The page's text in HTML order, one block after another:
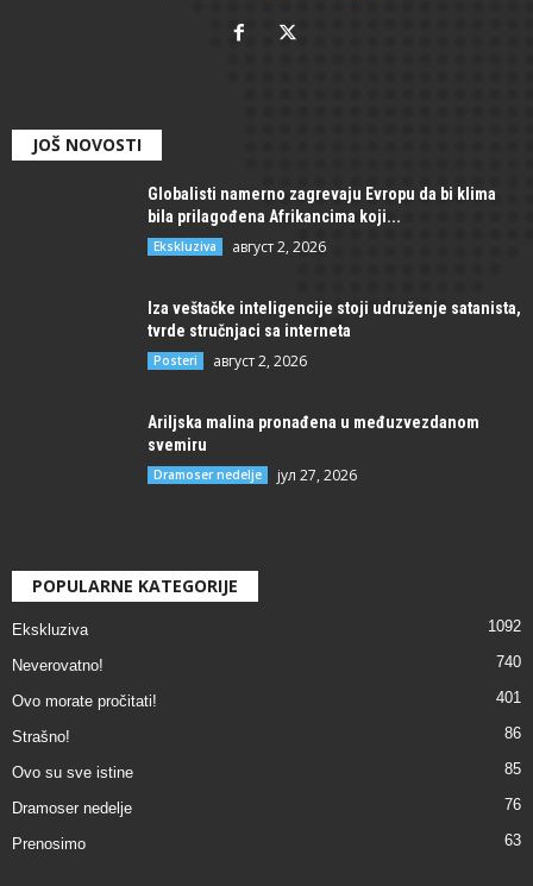
JOŠ NOVOSTI
Globalisti namerno zagrevaju Evropu da bi klima
bila prilagođena Afrikancima koji...
Ekskluziva август 2, 2026
Iza veštačke inteligencije stoji udruženje satanista,
tvrde stručnjaci sa interneta
Posteri август 2, 2026
Ariljska malina pronađena u međuzvezdanom
svemiru
Dramoser nedelje јул 27, 2026
POPULARNE KATEGORIJE
Ekskluziva 1092
Neverovatno! 740
Ovo morate pročitati! 401
Strašno! 86
Ovo su sve istine 85
Dramoser nedelje 76
Prenosimo 63